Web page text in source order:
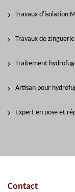
Travaux d'isolation
Travaux de
Traitement
Artisan pour
Expert en pose et
Contact